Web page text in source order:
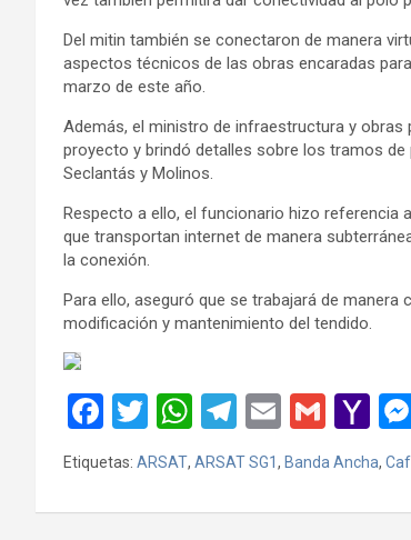
Del mitin también se conectaron de manera
aspectos técnicos de las obras encaradas
marzo de este año.
Además, el ministro de infraestructura y obras
proyecto y brindó detalles sobre los tramos de
Seclantás y Molinos.
Respecto a ello, el funcionario hizo referencia
que transportan internet de manera
la conexión.
Para ello, aseguró que se trabajará de manera
modificación y mantenimiento del tendido.
F
a
ce
b
T
wi
tt
er
W
h
at
s
T
el
e
gr
E
m
ail
G
m
ail
Y
a
h
o
Etiquetas: ARSAT, ARSAT SG1, Banda Ancha,